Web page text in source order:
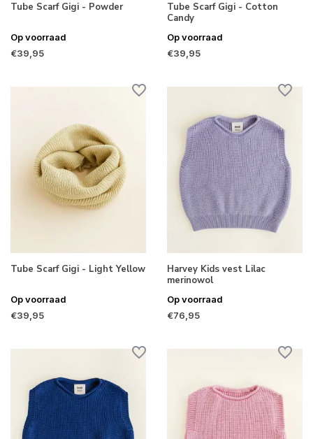
Tube Scarf Gigi - Powder
Op voorraad
€39,95
Tube Scarf Gigi - Cotton
Candy
Op voorraad
€39,95
Tube Scarf Gigi - Light Yellow
Op voorraad
€39,95
Harvey Kids vest Lilac
merinowol
Op voorraad
€76,95